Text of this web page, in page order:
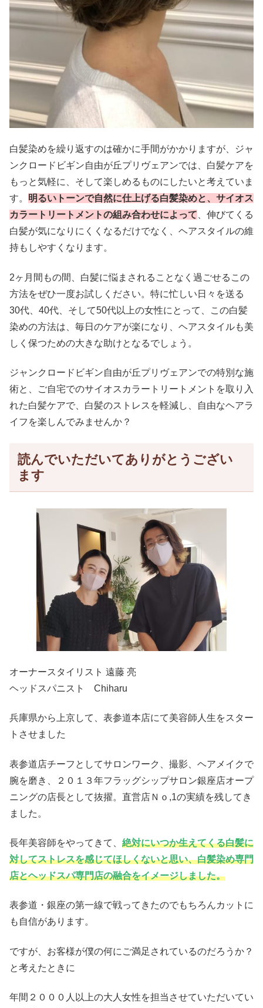
白髪染めを繰り返すのは確かに手間がかかりますが、ジャ
ンクロードビギン自由が丘プリヴェアンでは、白髪ケアを
もっと気軽に、そして楽しめるものにしたいと考えていま
す。 明るいトーンで自然に仕上げる白髪染めと、サイオス
カラートリートメントの組み合わせによって 、伸びてくる
白髪が気になりにくくなるだけでなく、ヘアスタイルの維
持もしやすくなります。
2ヶ月間もの間、白髪に悩まされることなく過ごせるこの
方法をぜひ一度お試しください。特に忙しい日々を送る
30代、40代、そして50代以上の女性にとって、この白髪
染めの方法は、毎日のケアが楽になり、ヘアスタイルも美
しく保つための大きな助けとなるでしょう。
ジャンクロードビギン自由が丘プリヴェアンでの特別な施
術と、ご自宅でのサイオスカラートリートメントを取り入
れた白髪ケアで、白髪のストレスを軽減し、自由なヘアラ
イフを楽しんでみませんか？
読んでいただいてありがとうござい
ます
オーナースタイリスト 遠藤 亮
ヘッドスパニスト Chiharu
兵庫県から上京して、表参道本店にて美容師人生をスター
トさせました
表参道店チーフとしてサロンワーク、撮影、ヘアメイクで
腕を磨き、２０１３年フラッグシップサロン銀座店オープ
ニングの店長として抜擢。直営店Ｎｏ,1の実績を残してき
ました。
長年美容師をやってきて、 絶対にいつか生えてくる白髪に
対してストレスを感じてほしくないと思い、白髪染め専門
店とヘッドスパ専門店の融合をイメージしました。
表参道・銀座の第一線で戦ってきたのでもちろんカットに
も自信があります。
ですが、お客様が僕の何にご満足されているのだろうか？
と考えたときに
年間２０００人以上の大人女性を担当させていただいてい